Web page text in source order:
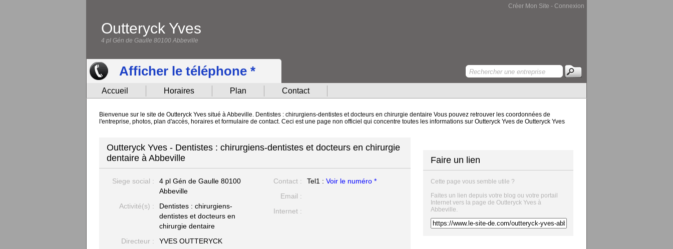
Créer Mon Site - Connexion
Outteryck Yves
4 pl Gén de Gaulle 80100 Abbeville
Afficher le téléphone *
Accueil Horaires Plan Contact
Bienvenue sur le site de Outteryck Yves situé à Abbeville. Dentistes : chirurgiens-dentistes et docteurs en chirurgie dentaire Vous pouvez retrouver les coordonnées de
l'entreprise, photos, plan d'accès, horaires et formulaire de contact. Ceci est une page non officiel qui concentre toutes les informations sur Outteryck Yves de Outteryck Yves
Outteryck Yves - Dentistes : chirurgiens-dentistes et docteurs en chirurgie
dentaire à Abbeville
Siege social : 4 pl Gén de Gaulle 80100
Abbeville
Activité(s) :
Dentistes : chirurgiens-
dentistes et docteurs en
chirurgie dentaire
Directeur :
YVES OUTTERYCK
Contact : Tel1 : Voir le numéro *
Email :
Internet :
Faire un lien
Cette page vous semble utile ?
Faites un lien depuis votre blog ou votre portail
Internet vers la page de Outteryck Yves à
Abbeville.